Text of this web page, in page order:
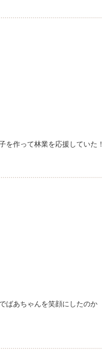
を作って林業を応援していた！
ばあちゃんを笑顔にしたのか